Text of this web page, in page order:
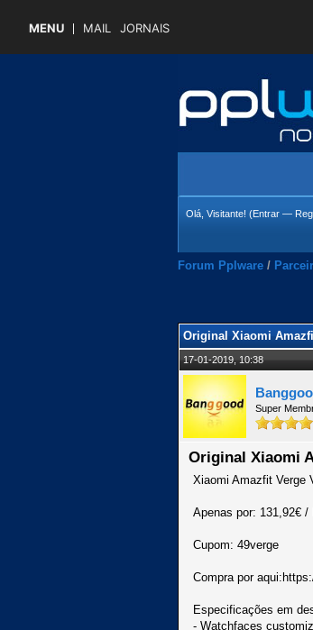
MENU MAIL JORNAIS
Olá, Visitante! (Entrar —
Forum Pplware /
Original Xiaomi
17-01-2019, 10:38
Super
Original Xiaomi
Xiaomi Amazfit Verge
Apenas por: 131,92€ /
Cupom: 49verge
Compra por
Especificações em
- Watchfaces